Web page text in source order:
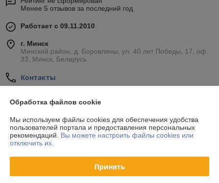
Менее 5 отзывов за последний год
Работает с 09.11.2010
г. Минск
Минский район, д. Боровляны, ул. 40 лет Победы, 17, оф.
33, Минск, Беларусь
Контакты
Отзывы о магазине
34 отзывов за всё время
Обработка файлов cookie
Мы используем файлы cookies для обеспечения удобства
пользователей портала и предоставления персональных
рекомендаций. Вы можете настроить файлы cookies или
отключить их.
Принять